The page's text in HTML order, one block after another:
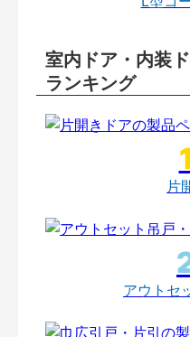
室内ドア・内装
ランキング
片
アウトセ